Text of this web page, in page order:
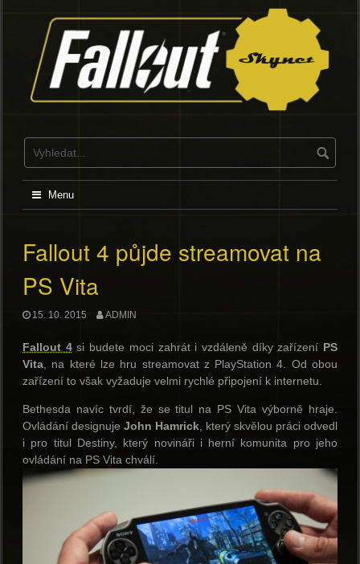
Menu
Fallout 4 půjde streamovat na
PS Vita
15. 10. 2015 ADMIN
Fallout 4si budete moci zahrát i vzdáleně díky zařízení PS
Vita, na které lze hru streamovat z PlayStation 4. Od obou
zařízení to však vyžaduje velmi rychlé připojení k internetu.
Bethesda navíc tvrdí, že se titul na PS Vita výborně hraje.
Ovládání designuje John Hamrick, který skvělou práci odvedl
i pro titul Destiny, který novináři i herní komunita pro jeho
ovládání na PS Vita chválí.